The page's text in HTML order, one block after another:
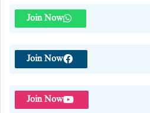
Join Now
Join Now
Join Now